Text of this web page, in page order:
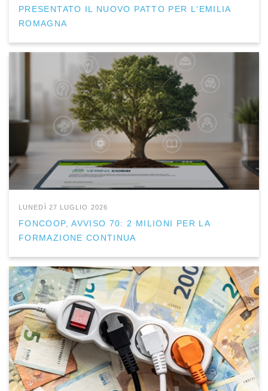
PRESENTATO IL NUOVO PATTO PER L'EMILIA
ROMAGNA
LUNEDÌ 27 LUGLIO 2026
FONCOOP, AVVISO 70: 2 MILIONI PER LA
FORMAZIONE CONTINUA